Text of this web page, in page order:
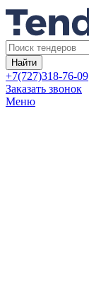
Найти
+7(727)318-76-09
Заказать звонок
Меню